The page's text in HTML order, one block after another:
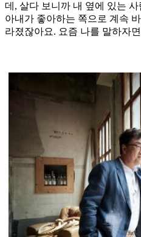
데, 살다 보니까 내 옆에 있는
아내가 좋아하는 쪽으로 계속
라졌잖아요. 요즘 나를 말하자